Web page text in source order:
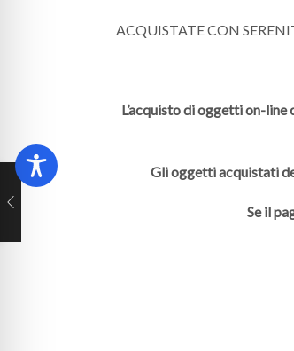
ACQUISTATE CON
L’acquisto di oggetti on-
Gli oggetti acquistati
Se il